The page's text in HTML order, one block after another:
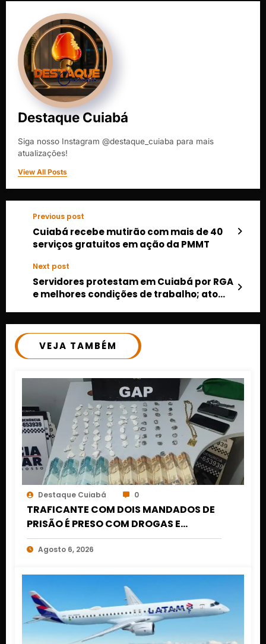
Destaque Cuiabá
Siga nosso Instagram @destaque_cuiaba para mais
atualizações!
View All Posts
Previous post
Cuiabá recebe mutirão com mais de 40
serviços gratuitos em ação da PMMT
Next post
Servidores protestam em Cuiabá por RGA
e melhores condições de trabalho; ato
VEJA TAMBÉM
Destaque Cuiabá 0
TRAFICANTE COM DOIS MANDADOS DE
PRISÃO É PRESO COM DROGAS E
DINHEIRO NO 1º DE MARÇO EM CUIABÁ
Agosto 6, 2026